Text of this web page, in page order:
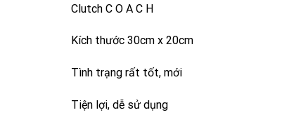
Clutch C O A C H
Kích thước 30cm x 20cm
Tình trạng rất tốt, mới
Tiện lợi, dễ sử dụng